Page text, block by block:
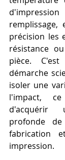
remplissage,
précision les
résistance
pièce.
démarche
isoler une
l'impact,
d'acquérir
profonde
fabrication
impression.